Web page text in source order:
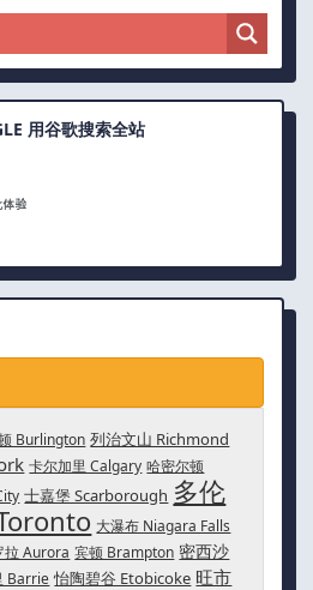
用谷歌搜索全站
Burlington 列治文山 Richmond
卡尔加里 Calgary 哈密尔顿
士嘉堡 Scarborough 多伦
大瀑布 Niagara Falls
拉 Aurora 宾顿 Brampton 密西沙
Barrie 怡陶碧谷 Etobicoke 旺市